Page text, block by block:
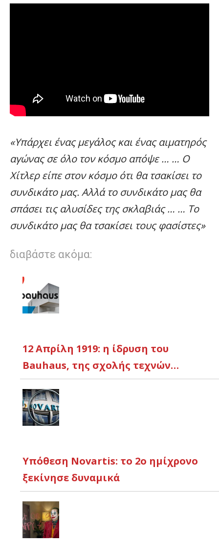
«Υπάρχει ένας μεγάλος και ένας αιματηρός
αγώνας σε όλο τον κόσμο απόψε … … Ο
Χίτλερ είπε στον κόσμο ότι θα τσακίσει το
συνδικάτο μας. Αλλά το συνδικάτο μας θα
σπάσει τις αλυσίδες της σκλαβιάς … … Το
συνδικάτο μας θα τσακίσει τους φασίστες»
διαβάστε ακόμα:
12 Απρίλη 1919: η ίδρυση του
Bauhaus, της σχολής τεχνών…
Υπόθεση Novartis: το 2ο ημίχρονο
ξεκίνησε δυναμικά